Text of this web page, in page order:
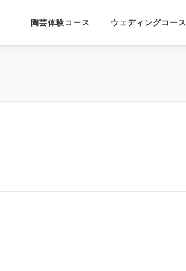
陶芸体験コース ウェディングコース